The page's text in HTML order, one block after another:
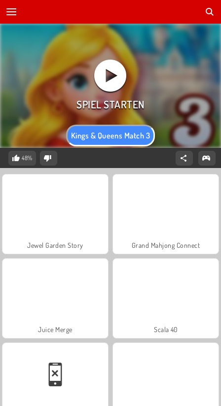
Kings & Queens Match 3
48%
Jewel Garden Story Grand Mahjong Connect
Juice Merge Scala 40